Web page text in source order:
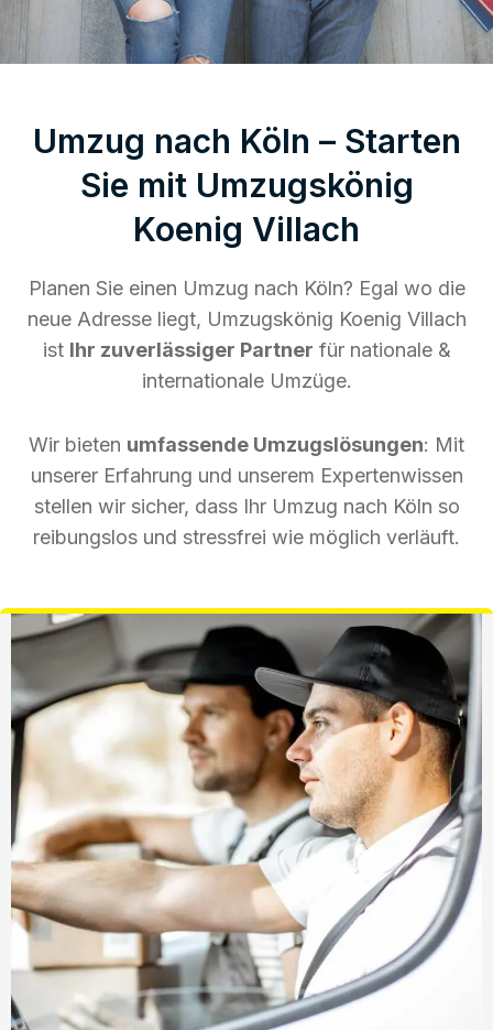
Umzug nach Köln – Starten
Sie mit Umzugskönig
Koenig Villach
Planen Sie einen Umzug nach Köln? Egal wo die
neue Adresse liegt, Umzugskönig Koenig Villach
ist Ihr zuverlässiger Partner für nationale &
internationale Umzüge.
Wir bieten umfassende Umzugslösungen: Mit
unserer Erfahrung und unserem Expertenwissen
stellen wir sicher, dass Ihr Umzug nach Köln so
reibungslos und stressfrei wie möglich verläuft.